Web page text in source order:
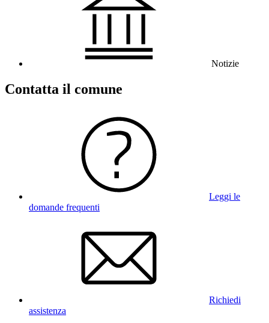
Notizie
Contatta il comune
Leggi le
domande frequenti
Richiedi
assistenza